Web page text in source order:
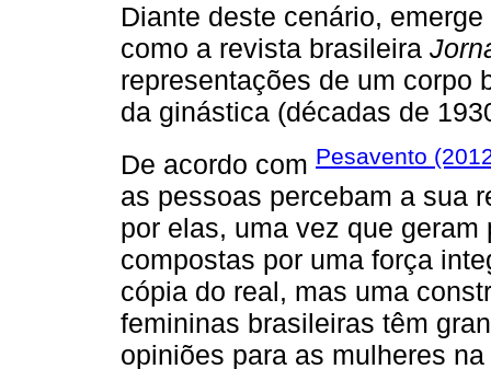
Diante deste cenário,
como a revista brasileira
representações de um corpo
da ginástica (décadas de
De acordo com Pesavento
as pessoas percebam a sua
por elas, uma vez que
compostas por uma força
cópia do real, mas uma
femininas brasileiras têm
opiniões para as mulheres